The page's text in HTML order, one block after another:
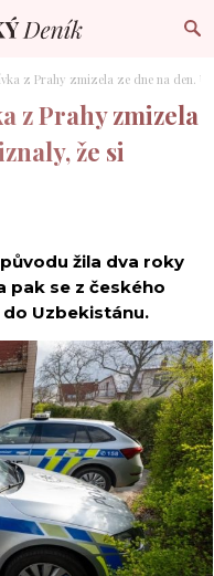
z Prahy zmizela ze dne na den.
z Prahy zmizela
že si
žila dva roky
pak se z českého
Uzbekistánu.